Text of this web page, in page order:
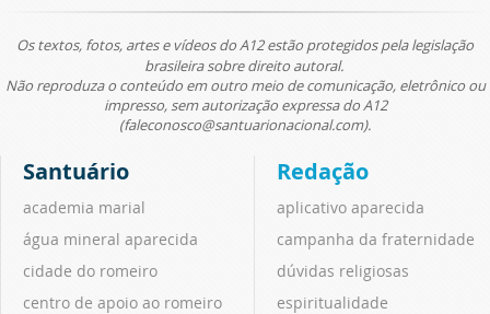
Os textos, fotos, artes e vídeos do A12 estão protegidos pela legislação
brasileira sobre direito autoral.
Não reproduza o conteúdo em outro meio de comunicação, eletrônico ou
impresso, sem autorização expressa do A12
(faleconosco@santuarionacional.com).
Santuário
academia marial
água mineral aparecida
cidade do romeiro
centro de apoio ao romeiro
Redação
aplicativo aparecida
campanha da fraternidade
dúvidas religiosas
espiritualidade